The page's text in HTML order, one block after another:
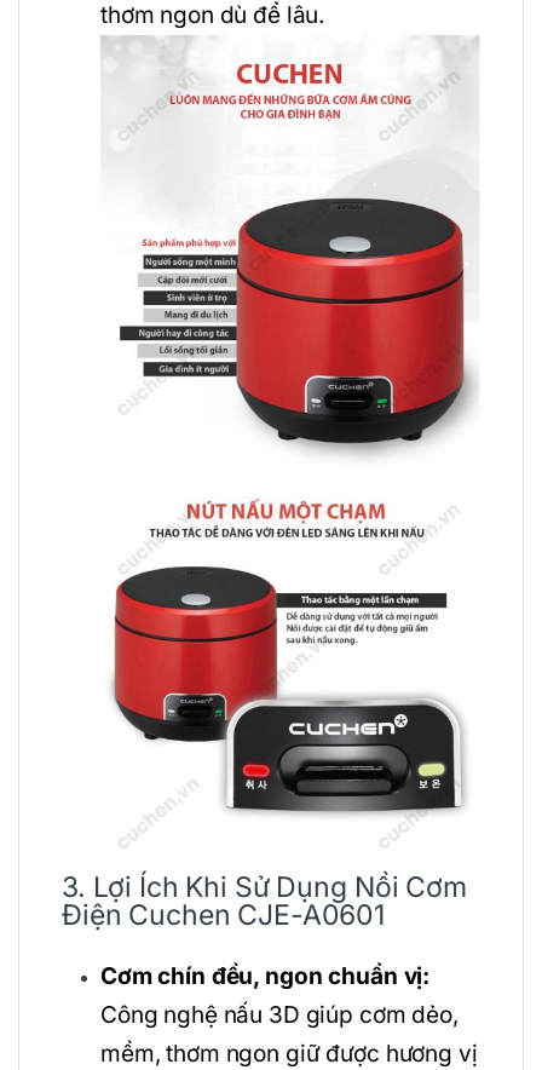
thơm ngon dù để lâu.
3. Lợi Ích Khi Sử Dụng Nồi Cơm
Điện Cuchen CJE-A0601
Cơm chín đều, ngon chuẩn vị:
Công nghệ nấu 3D giúp cơm dẻo,
mềm, thơm ngon giữ được hương vị